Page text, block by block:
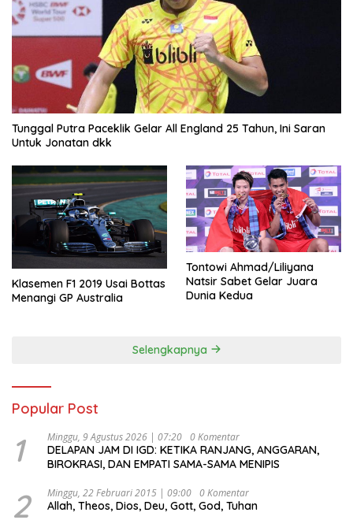
Tunggal Putra Paceklik Gelar All England 25 Tahun, Ini Saran
Untuk Jonatan dkk
Klasemen F1 2019 Usai Bottas
Menangi GP Australia
Tontowi Ahmad/Liliyana
Natsir Sabet Gelar Juara
Dunia Kedua
Selengkapnya
Popular Post
1 Minggu, 9 Agustus 2026 | 07:20 0 Komentar
DELAPAN JAM DI IGD: KETIKA RANJANG, ANGGARAN,
BIROKRASI, DAN EMPATI SAMA-SAMA MENIPIS
2 Minggu, 22 Februari 2015 | 09:00 0 Komentar
Allah, Theos, Dios, Deu, Gott, God, Tuhan